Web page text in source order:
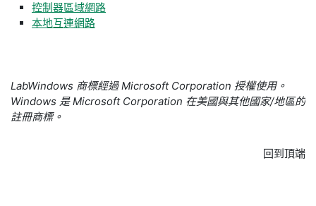
控制器區域網路
本地互連網路
LabWindows 商標經過 Microsoft Corporation 授權使用。
Windows 是 Microsoft Corporation 在美國與其他國家/地區的
註冊商標。
回到頂端